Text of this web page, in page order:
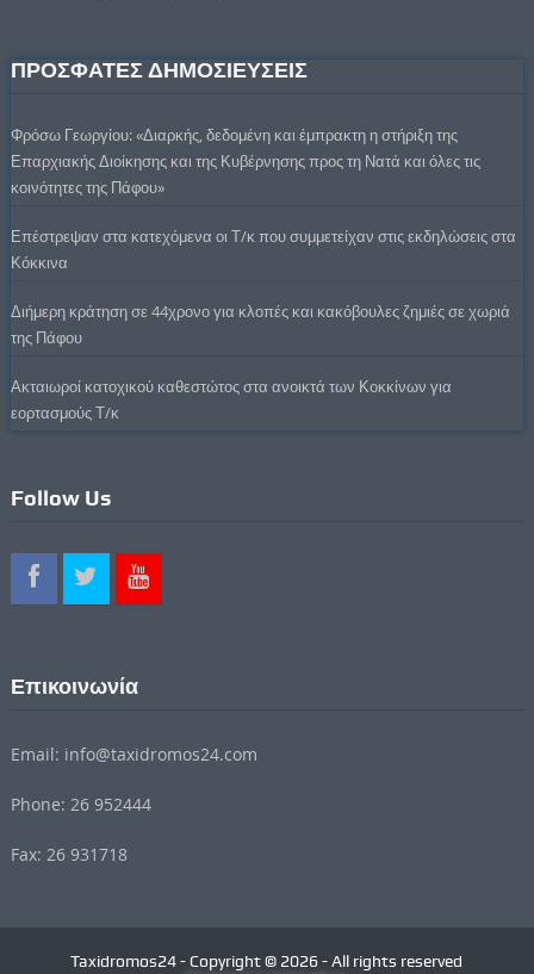
ΠΡΟΣΦΑΤΕΣ ΔΗΜΟΣΙΕΥΣΕΙΣ
Φρόσω Γεωργίου: «Διαρκής, δεδομένη και έμπρακτη η στήριξη της
Επαρχιακής Διοίκησης και της Κυβέρνησης προς τη Νατά και όλες τις
κοινότητες της Πάφου»
Επέστρεψαν στα κατεχόμενα οι Τ/κ που συμμετείχαν στις εκδηλώσεις στα
Κόκκινα
Διήμερη κράτηση σε 44χρονο για κλοπές και κακόβουλες ζημιές σε χωριά
της Πάφου
Ακταιωροί κατοχικού καθεστώτος στα ανοικτά των Κοκκίνων για
εορτασμούς Τ/κ
Follow Us
Επικοινωνία
Email: info@taxidromos24.com
Phone: 26 952444
Fax: 26 931718
Taxidromos24 - Copyright © 2026 - All rights reserved